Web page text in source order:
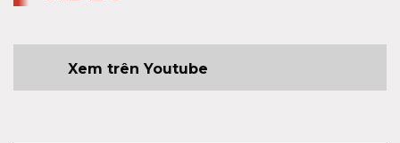
Xem trên Youtube